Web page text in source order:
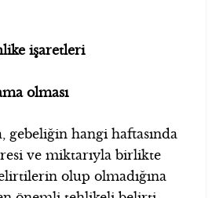
işaretleri
olması
gebeliğin hangi haftasında
ve miktarıyla birlikte
olup olmadığına